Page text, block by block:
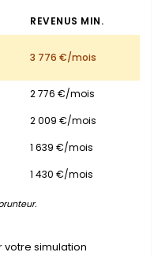
REVENUS MIN.
3 776 €/mois
2 776 €/mois
2 009 €/mois
1 639 €/mois
1 430 €/mois
simulation